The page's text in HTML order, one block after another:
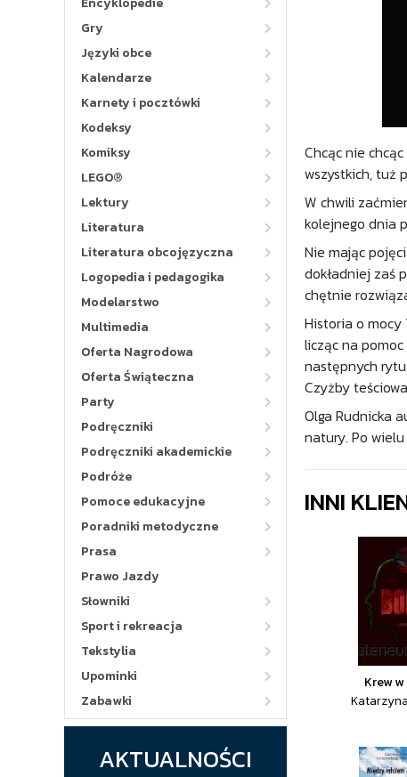
Gry
Języki obce
Kalendarze
Karnety i pocztówki
Kodeksy
Komiksy
LEGO®
Lektury
Literatura
Literatura obcojęzyczna
Logopedia i pedagogika
Modelarstwo
Multimedia
Oferta Nagrodowa
Oferta Świąteczna
Party
Podręczniki
Podręczniki akademickie
Podróże
Pomoce edukacyjne
Poradniki metodyczne
Prasa
Prawo Jazdy
Słowniki
Sport i rekreacja
Tekstylia
Upominki
Zabawki
AKTUALNOŚCI
Chcąc nie
wszystkich, tuż
W chwili
kolejnego dnia
Nie mając
dokładniej zaś
chętnie
Historia o mocy
licząc na
następnych
Czyżby
Olga Rudnicka
natury. Po
INNI
Krew